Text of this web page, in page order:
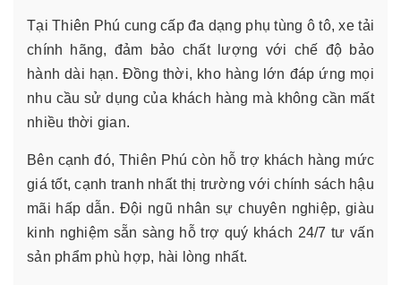
Tại Thiên Phú cung cấp đa dạng phụ tùng ô tô, xe tải
chính hãng, đảm bảo chất lượng với chế độ bảo
hành dài hạn. Đồng thời, kho hàng lớn đáp ứng mọi
nhu cầu sử dụng của khách hàng mà không cần mất
nhiều thời gian.
Bên cạnh đó, Thiên Phú còn hỗ trợ khách hàng mức
giá tốt, cạnh tranh nhất thị trường với chính sách hậu
mãi hấp dẫn. Đội ngũ nhân sự chuyên nghiệp, giàu
kinh nghiệm sẵn sàng hỗ trợ quý khách 24/7 tư vấn
sản phẩm phù hợp, hài lòng nhất.